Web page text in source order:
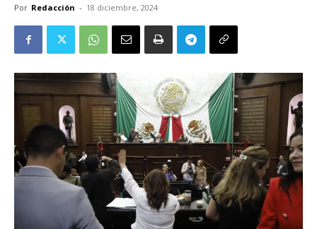
Por Redacción - 18 diciembre, 2024